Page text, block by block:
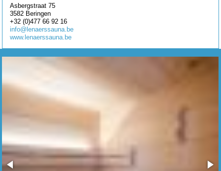
Asbergstraat 75
3582 Beringen
+32 (0)477 66 92 16
info@lenaerssauna.be
www.lenaerssauna.be